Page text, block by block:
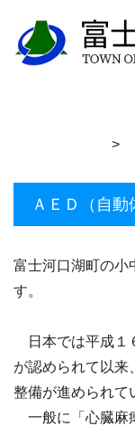
ＡＥＤ（自
富士河口湖町の小
す。
日本では平成１
が認められて以来
整備が進められて
一般に「心臓麻